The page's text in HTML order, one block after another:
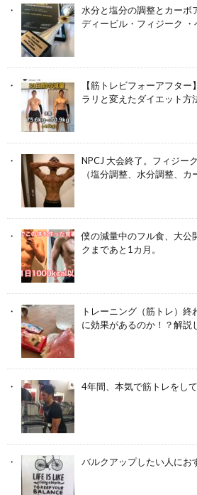
水分と塩分の調整とカーボ
ディービル・フィジーク ・
【筋トレビフォーアフタ
ラリと変えたダイエット方
NPCJ 大会終了。フィジー
（塩分調整、水分調整、カ
僕の減量中のフル食、大公
クまであと1カ月。
トレーニング（筋トレ）終
に効果があるのか！？解説
4年間、本気で筋トレをし
バルクアップしたい人にお